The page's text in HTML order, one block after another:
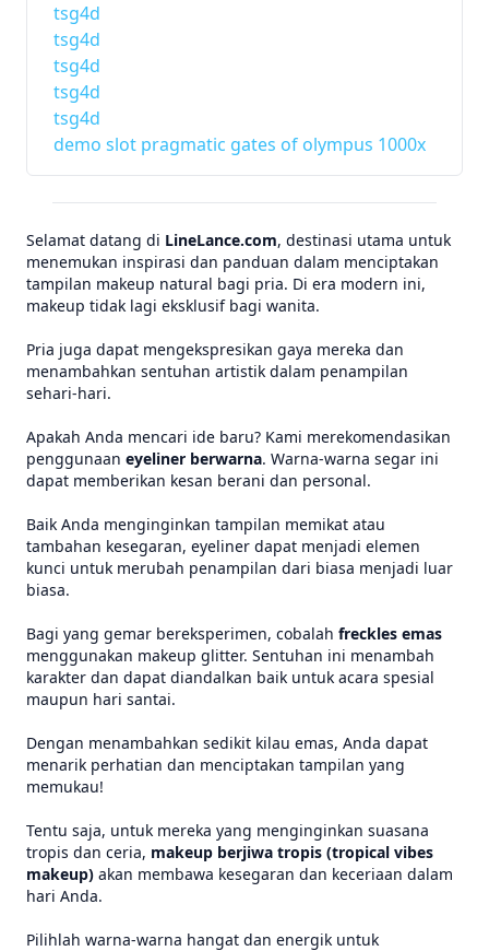
tsg4d
tsg4d
tsg4d
tsg4d
tsg4d
demo slot pragmatic gates of olympus 1000x
Selamat datang di LineLance.com, destinasi utama untuk
menemukan inspirasi dan panduan dalam menciptakan
tampilan makeup natural bagi pria. Di era modern ini,
makeup tidak lagi eksklusif bagi wanita.
Pria juga dapat mengekspresikan gaya mereka dan
menambahkan sentuhan artistik dalam penampilan
sehari-hari.
Apakah Anda mencari ide baru? Kami merekomendasikan
penggunaan eyeliner berwarna. Warna-warna segar ini
dapat memberikan kesan berani dan personal.
Baik Anda menginginkan tampilan memikat atau
tambahan kesegaran, eyeliner dapat menjadi elemen
kunci untuk merubah penampilan dari biasa menjadi luar
biasa.
Bagi yang gemar bereksperimen, cobalah freckles emas
menggunakan makeup glitter. Sentuhan ini menambah
karakter dan dapat diandalkan baik untuk acara spesial
maupun hari santai.
Dengan menambahkan sedikit kilau emas, Anda dapat
menarik perhatian dan menciptakan tampilan yang
memukau!
Tentu saja, untuk mereka yang menginginkan suasana
tropis dan ceria, makeup berjiwa tropis (tropical vibes
makeup) akan membawa kesegaran dan keceriaan dalam
hari Anda.
Pilihlah warna-warna hangat dan energik untuk